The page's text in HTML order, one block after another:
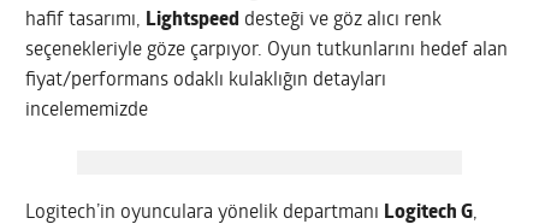
hafif tasarımı, Lightspeed desteği ve göz alıcı renk
seçenekleriyle göze çarpıyor. Oyun tutkunlarını hedef alan
fiyat/performans odaklı kulaklığın detayları
incelememizde
Logitech’in oyunculara yönelik departmanı Logitech G,